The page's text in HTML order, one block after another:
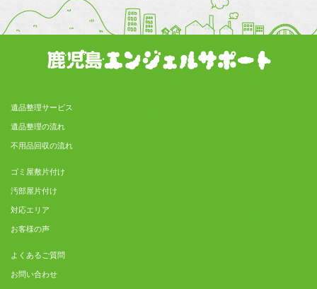
遺品整理サービス
遺品整理の流れ
不用品回収の流れ
ゴミ屋敷片付け
汚部屋片付け
対応エリア
お客様の声
よくあるご質問
お問い合わせ